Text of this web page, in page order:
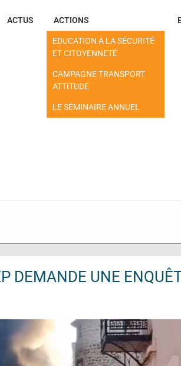
ACTUS ACTIONS
EDUCATION À LA SÉCURITÉ
ET CITOYENNETÉ
CAMPAGNE TRANSPORT
ATTITUDE
LE SÉMINAIRE ANNUEL
DEMANDE UNE